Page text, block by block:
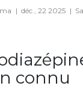
| déc., 22 2025 |
connu